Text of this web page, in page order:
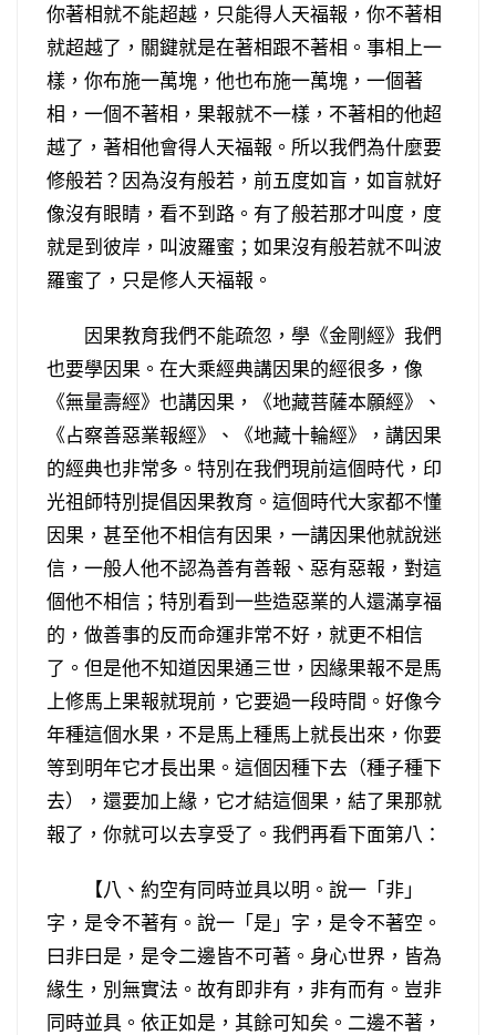
你著相就不能超越，只能得人天福報，你不著相
就超越了，關鍵就是在著相跟不著相。事相上一
樣，你布施一萬塊，他也布施一萬塊，一個著
相，一個不著相，果報就不一樣，不著相的他超
越了，著相他會得人天福報。所以我們為什麼要
修般若？因為沒有般若，前五度如盲，如盲就好
像沒有眼睛，看不到路。有了般若那才叫度，度
就是到彼岸，叫波羅蜜；如果沒有般若就不叫波
羅蜜了，只是修人天福報。
因果教育我們不能疏忽，學《金剛經》我們
也要學因果。在大乘經典講因果的經很多，像
《無量壽經》也講因果，《地藏菩薩本願經》、
《占察善惡業報經》、《地藏十輪經》，講因果
的經典也非常多。特別在我們現前這個時代，印
光祖師特別提倡因果教育。這個時代大家都不懂
因果，甚至他不相信有因果，一講因果他就說迷
信，一般人他不認為善有善報、惡有惡報，對這
個他不相信；特別看到一些造惡業的人還滿享福
的，做善事的反而命運非常不好，就更不相信
了。但是他不知道因果通三世，因緣果報不是馬
上修馬上果報就現前，它要過一段時間。好像今
年種這個水果，不是馬上種馬上就長出來，你要
等到明年它才長出果。這個因種下去（種子種下
去），還要加上緣，它才結這個果，結了果那就
報了，你就可以去享受了。我們再看下面第八：
【八、約空有同時並具以明。說一「非」
字，是令不著有。說一「是」字，是令不著空。
曰非曰是，是令二邊皆不可著。身心世界，皆為
緣生，別無實法。故有即非有，非有而有。豈非
同時並具。依正如是，其餘可知矣。二邊不著，